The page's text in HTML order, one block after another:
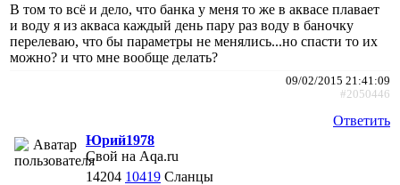
В том то всё и дело, что банка у меня то же в аквасе плавает
и воду я из акваса каждый день пару раз воду в баночку
перелеваю, что бы параметры не менялись...но спасти то их
можно? и что мне вообще делать?
09/02/2015 21:41:09
#2050446
Ответить
Юрий1978
Свой на Aqa.ru
14204 10419 Сланцы